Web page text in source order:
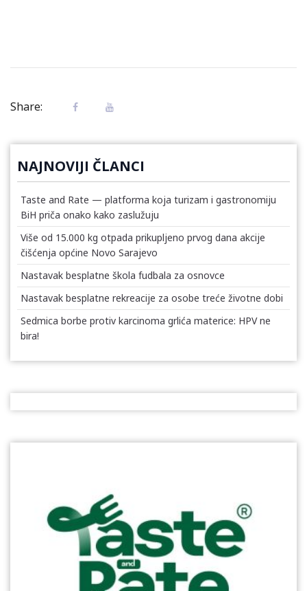
Share:
NAJNOVIJI ČLANCI
Taste and Rate — platforma koja turizam i gastronomiju
BiH priča onako kako zaslužuju
Više od 15.000 kg otpada prikupljeno prvog dana akcije
čišćenja općine Novo Sarajevo
Nastavak besplatne škola fudbala za osnovce
Nastavak besplatne rekreacije za osobe treće životne dobi
Sedmica borbe protiv karcinoma grlića materice: HPV ne
bira!